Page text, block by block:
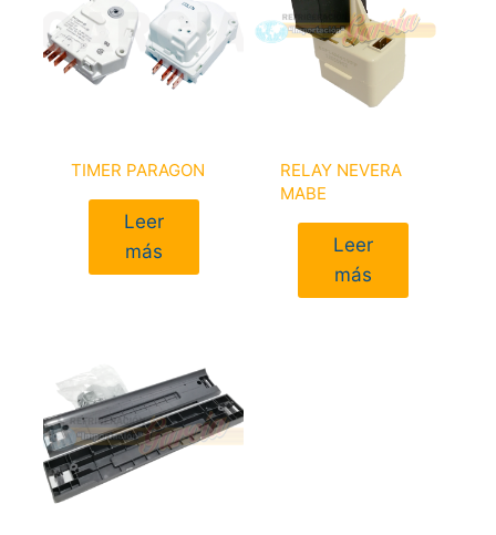
TIMER PARAGON
Leer
más
RELAY NEVERA
MABE
Leer
más